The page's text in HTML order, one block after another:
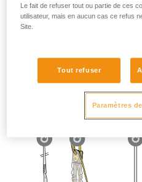
Le fait de refuser tout ou partie de ces
utilisateur, mais en aucun cas ce refus
Site.
Tout refuser
Paramètres